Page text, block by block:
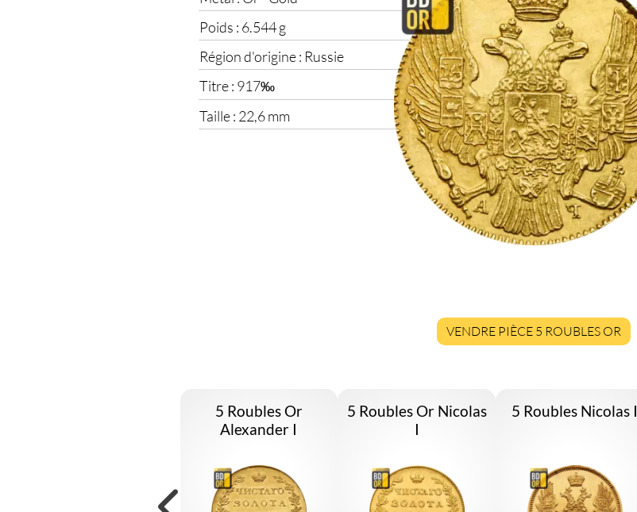
Poids : 6.544 g
Région d'origine : Russie
Titre : 917‰
Taille : 22,6 mm
VENDRE PIÈCE 5 ROUBLES OR
5 Roubles Or
Alexander I
5 Roubles Or Nicolas
I
5 Roubles Nicolas I